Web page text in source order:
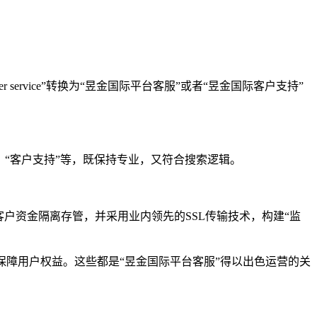
转换为“昱金国际平台客服”或者“昱金国际客户支持”
“客户支持”等，既保持专业，又符合搜索逻辑。
资金隔离存管，并采用业内领先的SSL传输技术，构建“监
用户权益。这些都是“昱金国际平台客服”得以出色运营的关